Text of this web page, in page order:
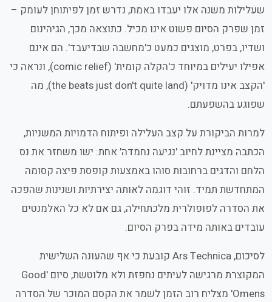
שעלילות משנה אלו יעבדו באמת, נדרש זמן לפיתוחן לעומק –
זמן שפרק הסיום פשוט אינו מכיל. כתוצאה מכך, הגיהינום
ושדיו, בפרט, מוצגים כמעט כ'מחשבה שבדיעבד'. הם אינם
אפילו יעילים במיוחד כ'הקלה קומית' (comic relief), ונראה כי
'הקצב אינו מדויק' (the beats just don't quite land), מה
שפוגע בהשפעתם.
למרות הביקורת על קצב העלילה ופיתוח הדמויות המשניות,
הכתבה מציינת לחיוב 'נגיעה נחמדה' אחת: ישו משחזר את נס
הלחם והדגים ברחובות סוהו באמצעות קופסת פיצה קסומה
המתחדשת תמיד. זוהי דוגמה לאותה יצירתיות ושנינות שהפכה
את הסדרה לפופולרית מלכתחילה, גם אם לא כל האלמנטים
עובדים באותה מידה בפרק הסיום.
לסיכום, Ars Technica קובעת כי אף שהעונה השלישית
המקוצרת מרגישה לעיתים נחפזת ולא מלוטשת, סיום 'Good
Omens' מצליח רוב הזמן לשמר את הקסם המוכר של הסדרה